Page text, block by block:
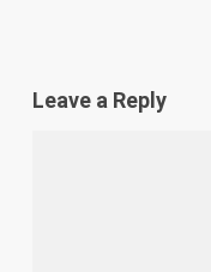
Leave a Reply